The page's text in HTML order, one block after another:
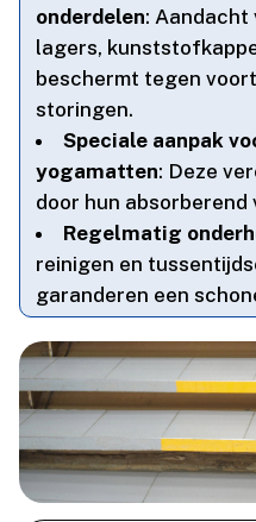
onderdelen: Aandacht
lagers,
beschermt tegen
storingen.​
Speciale aanpak
yogamatten: Deze
door hun
Regelmatig
reinigen en
garanderen een